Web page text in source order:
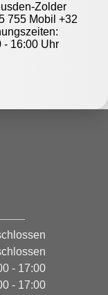
Zolder
755 Mobil +32
- 16:00 Uhr
- 17:00
- 17:00